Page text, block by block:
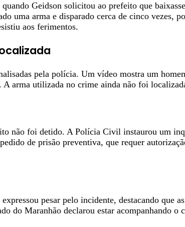
Geidson solicitou ao prefeito que
uma arma e disparado cerca de cinco vezes,
aos ferimentos.
pela polícia. Um vídeo mostra um
arma utilizada no crime ainda não foi
não foi detido. A Polícia Civil instaurou um
de prisão preventiva, que requer
pesar pelo incidente, destacando
do Maranhão declarou estar acompanhando o